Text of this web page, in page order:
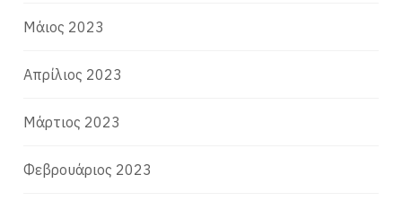
Μάιος 2023
Απρίλιος 2023
Μάρτιος 2023
Φεβρουάριος 2023